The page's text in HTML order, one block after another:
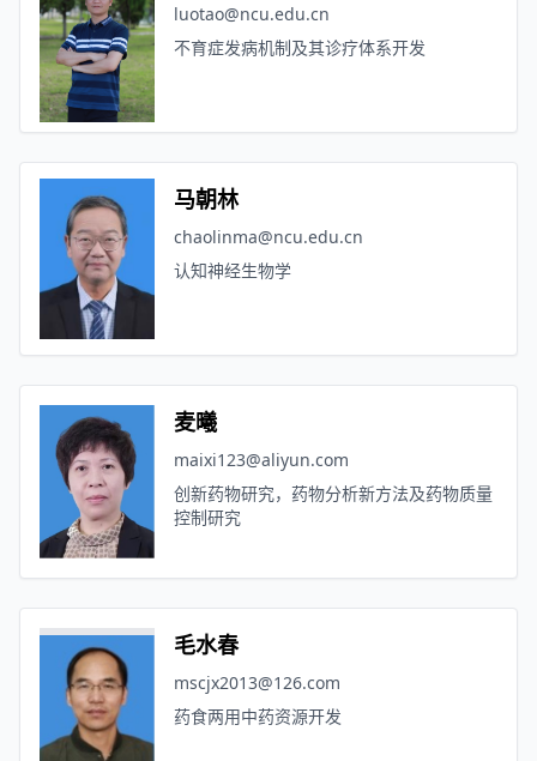
luotao@ncu.edu.cn
不育症发病机制及其诊疗体系开发
马朝林
chaolinma@ncu.edu.cn
认知神经生物学
麦曦
maixi123@aliyun.com
创新药物研究，药物分析新方法及药物质量
控制研究
毛水春
mscjx2013@126.com
药食两用中药资源开发